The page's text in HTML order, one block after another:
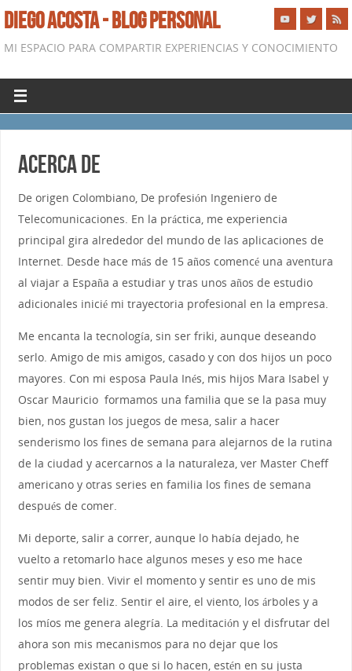
DIEGO ACOSTA - BLOG PERSONAL
MI ESPACIO PARA COMPARTIR EXPERIENCIAS Y CONOCIMIENTO
Acerca de
De origen Colombiano, De profesión Ingeniero de
Telecomunicaciones. En la práctica, me experiencia
principal gira alrededor del mundo de las aplicaciones de
Internet. Desde hace más de 15 años comencé una aventura
al viajar a España a estudiar y tras unos años de estudio
adicionales inicié mi trayectoria profesional en la empresa.
Me encanta la tecnología, sin ser friki, aunque deseando
serlo. Amigo de mis amigos, casado y con dos hijos un poco
mayores. Con mi esposa Paula Inés, mis hijos Mara Isabel y
Oscar Mauricio formamos una familia que se la pasa muy
bien, nos gustan los juegos de mesa, salir a hacer
senderismo los fines de semana para alejarnos de la rutina
de la ciudad y acercarnos a la naturaleza, ver Master Cheff
americano y otras series en familia los fines de semana
después de comer.
Mi deporte, salir a correr, aunque lo había dejado, he
vuelto a retomarlo hace algunos meses y eso me hace
sentir muy bien. Vivir el momento y sentir es uno de mis
modos de ser feliz. Sentir el aire, el viento, los árboles y a
los míos me genera alegría. La meditación y el disfrutar del
ahora son mis mecanismos para no dejar que los
problemas existan o que si lo hacen, estén en su justa